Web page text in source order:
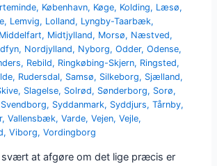
, København, Køge, Kolding, Læsø,
, Lemvig, Lolland, Lyngby-Taarbæk,
Middelfart, Midtjylland, Morsø, Næstved,
, Nordjylland, Nyborg,Odder,Odense,
, Rebild, Ringkøbing-Skjern, Ringsted,
, Rudersdal, Samsø, Silkeborg, Sjælland,
, Slagelse, Solrød, Sønderborg, Sorø,
Svendborg, Syddanmark, Syddjurs,Tårnby,
,Vallensbæk,Varde,Vejen,Vejle,
,Viborg,Vordingborg
at afgøre om det lige præcis er